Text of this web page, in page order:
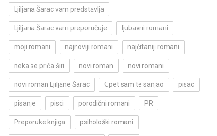
Ljiljana Šarac vam predstavlja
Ljiljana Šarac vam preporučuje ljubavni romani
moji romani najnoviji romani najčitaniji romani
neka se priča širi novi roman novi romani
novi roman Ljiljane Šarac Opet sam te sanjao pisac
pisanje pisci porodični romani PR
Preporuke knjiga psihološki romani